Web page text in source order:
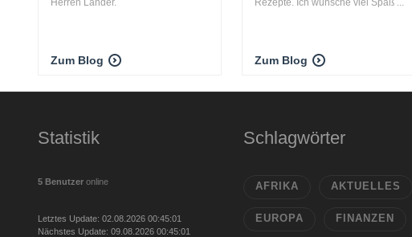
Herren Länder.
Zum Blog
Rezepte. Ich wünsche viel Spaß ...
Zum Blog
Statistik
5 Benutzer online
Letztes Update: 02.08.2026 00:45:01
Nächstes Update: 09.08.2026 00:45:01
Schlagwörter
AFRIKA AKTUELLES
EUROPA FINANZEN